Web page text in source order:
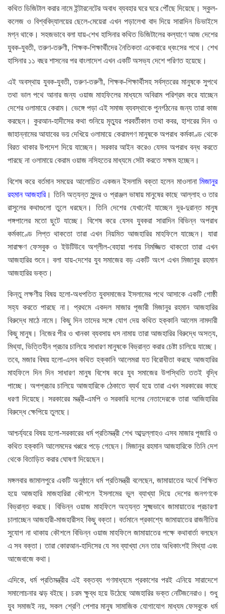
কথিত ডিজিটাল করার নামে ইন্টারনেটের অবাধ ব্যবহার ঘরে ঘরে পৌঁছে দিয়েছে। স্কুল-
কলেজ ও বিশ্ববিদ্যালয়ের ছেলে-মেয়েরা এখন পড়ালেখা বাদ দিয়ে সারাদিন ডিভাইসে
মগ্ন থাকে। সহজভাবে বলা যায়-শেখ হাসিনার কথিত ডিজিটালের কল্যাণে আজ দেশের
যুবক-যুবতী, তরুণ-তরুণী, শিক্ষক-শিক্ষার্থীদের নৈতিকতা একেবারে ধ্বংসের পথে। শেখ
হাসিনার ১১ বছর শাসনের পর বাংলাদেশ এখন একটি অসভ্য দেশে পরিণত হয়েছে।
এই অবস্থায় যুবক-যুবতী, তরুণ-তরুণী, শিক্ষক-শিক্ষার্থীসহ সর্বস্তরের মানুষকে সুপথে
তথা ভাল পথে আনার জন্য ওয়াজ মাহফিলের মাধ্যমে অবিরাম পরিশ্রম করে যাচ্ছেন
দেশের ওলামায়ে কেরাম। ভেঙ্গে পড়া এই সমাজ ব্যবস্থাকে পুনর্গঠনের জন্য তারা কাজ
করছেন। কুরআন-হাদীসের কথা শুনিয়ে মৃত্যুর পরবর্তীকাল তথা কবর, হাশরের দিন ও
জাহান্নামের আযাবের ভয় দেখিয়ে ওলামায়ে কেরামগণ মানুষকে অপরাধ কর্মকাণ্ড থেকে
বিরত থাকার উপদেশ দিয়ে যাচ্ছেন। সরকার আইন করেও যেসব অপরাধ বন্ধ করতে
পারছে না ওলামায়ে কেরাম ওয়াজ নসিহতের মাধ্যমে সেটা করতে সক্ষম হচ্ছেন।
বিশেষ করে বর্তমান সময়ের আলোচিত একজন ইসলামি বক্তা হলেন মাওলানামিজানুর
রহমান আজহারি। তিনি অত্যন্ত সুন্দর ও প্রাঞ্জল ভাষায় মানুষের কাছে আল্লাহ ও তার
রাসুলের কথাগুলো তুলে ধরছেন। তিনি দেশের যেখানেই যাচ্ছেন দূর-দুরান্ত মানুষ
পঙ্গপালের মতো ছুটে যাচ্ছে। বিশেষ করে যেসব যুবকরা সারাদিন বিভিন্ন অপরাধ
কর্মকাণ্ডে লিপ্ত থাকতো তারা এখন নিয়মিত আজহারির মাহফিলে যাচ্ছেন। যারা
সারাক্ষণ ফেসবুক ও ইউটিউবে অশ্লীল-বেহায়া পনায় নিমজ্জিত থাকতো তারা এখন
আজহারির শুনে। বলা যায়-দেশের যুব সমাজের বড় একটি অংশ এখন মিজানুর রহমান
আজহারির ভক্ত।
কিন্তু লক্ষণীয় বিষয় হলো-অধপতিত যুবসমাজের ইসলামের পথে আসাকে একটি গোষ্ঠী
সহ্য করতে পারছে না। প্রথমে একদল মাজার পূজারী মিজানুর রহমান আজহারির
বিরুদ্ধে মাঠে নামে। কিছু দিন তাদের সঙ্গে যোগ দেয় কথিত হক্কানি আলেম নামদারী
কিছু মানুষ। নিজের পীর ও খানকা ব্যবসায় ধস নামায় তারা আজহারির বিরুদ্ধে অসত্য,
মিথ্যা, ভিত্তিহীন প্রচার চালিয়ে সাধারণ মানুষকে বিভ্রান্ত করার চেষ্টা চালিয়ে যাচ্ছে।
তবে, মজার বিষয় হলো-এসব কথিত হক্কানি আলেমরা যত বিরোধীতা করছে আজহারির
মাহফিলে দিন দিন সাধারণ মানুষ বিশেষ করে যুব সমাজের উপস্থিতি ততই বৃদ্ধি
পাচ্ছে। অপপ্রচার চালিয়ে আজহারিকে ঠেকাতে ব্যর্থ হয়ে তারা এখন সরকারের কাছে
ধরণা দিয়েছে। সরকারের মন্ত্রী-এমপি ও সরকারি দলের নেতাদেরকে তারা আজিহারির
বিরুদ্ধে ক্ষেপিয়ে তুলছে।
আশ্চর্য্যরে বিষয় হলো-সরকারের ধর্ম প্রতিমন্ত্রী শেখ আব্দুল্লাহও এসব মাজার পূজারি ও
কথিত হক্কানি আলেমদের খপ্পরে পড়ে গেছেন। মিজানুর রহমান আজহারিকে তিনি দেশ
থেকে বিতাড়িত করার ঘোষণা দিয়েছেন।
মঙ্গলবার জামালপুরে একটি অনুষ্ঠানে ধর্ম প্রতিমন্ত্রী বলেছেন, জামায়াতের অর্থে শিক্ষিত
হয়ে আজহারি মাজহারিরা কৌশলে ইসলামের ভুল ব্যাখ্যা দিয়ে দেশের জনগণকে
বিভ্রান্ত করছে। বিভিন্ন ওয়াজ মাহফিলে অত্যন্ত সুক্ষ্মভাবে জামায়াতের প্রচারণা
চালাচ্ছেন আজহারী-মাজহারীসহ কিছু বক্তা। বর্তমানে প্রকাশ্যে জামায়াতের রাজনীতির
সুযোগ না থাকায় কৌশলে বিভিন্ন ওয়াজ মাহফিলে জামায়াতের পক্ষে কথাবার্তা বলছেন
এ সব বক্তা। তারা কোরআন-হাদিসের যে সব ব্যাখ্যা দেন তার অধিকাংশই মিথ্যা এবং
আজেবাজে কথা।
এদিকে, ধর্ম প্রতিমন্ত্রীর এই বক্তব্য গণমাধ্যমে প্রকাশের পরই এনিয়ে সারাদেশে
সমালোচনার ঝড় বইছে। চরম ক্ষুব্ধ হয়ে উঠেছে আজহারির ভক্ত নেটিজনেরাও। শুধু
যুব সমাজই নয়, সকল শ্রেণি পেশার মানুষ সামাজিক যোগাযোগ মাধ্যম ফেসবুকে ধর্ম